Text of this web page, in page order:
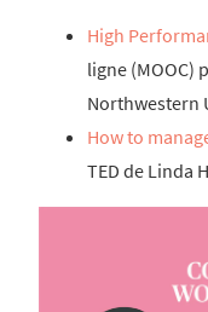
High
ligne (MOOC)
Northwestern
How to
TED de Linda